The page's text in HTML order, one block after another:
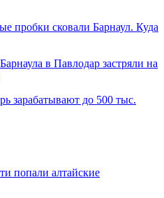
пробки сковали Барнаул. Куда
в Павлодар застряли на
зарабатывают до 500 тыс.
попали алтайские